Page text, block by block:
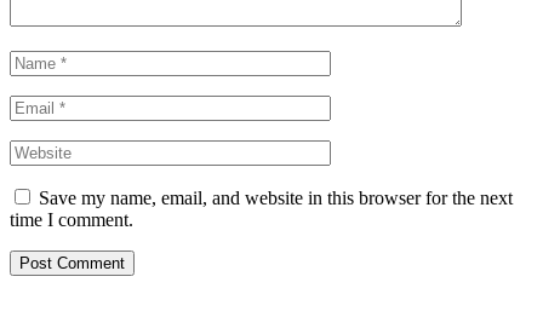
Save my name, email, and website in this browser for the next
time I comment.